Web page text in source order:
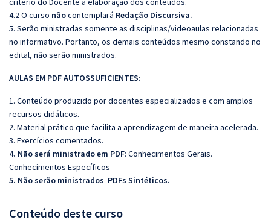
4.2 O curso nãocontemplará Redação Discursiva.
5. Serão ministradas somente as disciplinas/videoaulas relacionadas
no informativo. Portanto, os demais conteúdos mesmo constando no
edital, não serão ministrados.
AULAS EM PDF AUTOSSUFICIENTES:
1. Conteúdo produzido por docentes especializados e com amplos
recursos didáticos.
2. Material prático que facilita a aprendizagem de maneira acelerada.
3. Exercícios comentados.
4. Não será ministrado em PDF: Conhecimentos Gerais.
Conhecimentos Específicos
5. Não serão ministrados PDFs Sintéticos.
Conteúdo deste curso